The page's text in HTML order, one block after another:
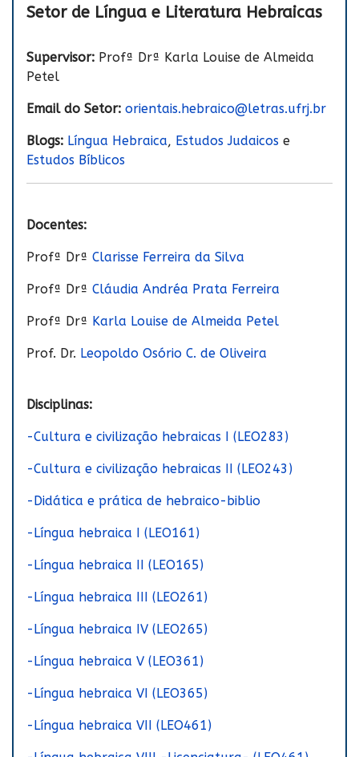
Setor de Língua e Literatura Hebraicas
Supervisor: Profª Drª Karla Louise de Almeida
Petel
Email do Setor: orientais.hebraico@letras.ufrj.br
Blogs: Língua Hebraica, Estudos Judaicos e
Estudos Bíblicos
Docentes:
Profª Drª Clarisse Ferreira da Silva
Profª Drª Cláudia Andréa Prata Ferreira
Profª Drª Karla Louise de Almeida Petel
Prof. Dr. Leopoldo Osório C. de Oliveira
Disciplinas:
-Cultura e civilização hebraicas I (LEO283)
-Cultura e civilização hebraicas II (LEO243)
-Didática e prática de hebraico-biblio
-Língua hebraica I (LEO161)
-Língua hebraica II (LEO165)
-Língua hebraica III (LEO261)
-Língua hebraica IV (LEO265)
-Língua hebraica V (LEO361)
-Língua hebraica VI (LEO365)
-Língua hebraica VII (LEO461)